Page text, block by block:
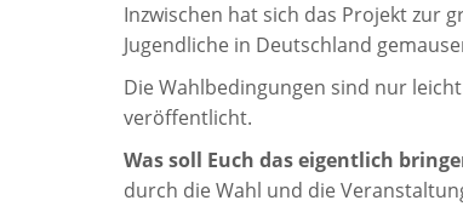
Inzwischen hat sich das Projekt zur
Jugendliche in Deutschland
Die Wahlbedingungen sind nur
veröffentlicht.
Was soll Euch das eigentlich
durch die Wahl und die